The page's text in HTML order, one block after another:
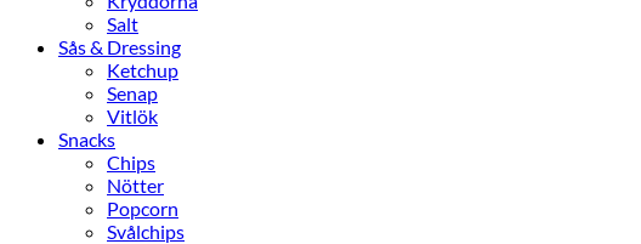
Salt
Sås & Dressing
Ketchup
Senap
Vitlök
Snacks
Chips
Nötter
Popcorn
Svålchips